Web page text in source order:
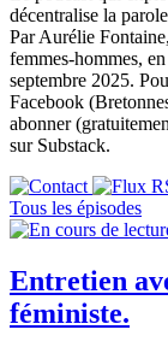
décentralise la
Par Aurélie
femmes-hommes,
septembre 2025.
Facebook
abonner
sur Substack.
Tous les épisodes
Entretien
féministe.